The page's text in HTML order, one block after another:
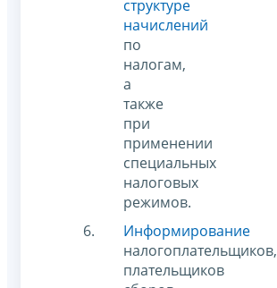
структуре
начислений
по
налогам,
а
также
при
применении
специальных
налоговых
режимов.
Информирование
налогоплательщиков,
плательщиков